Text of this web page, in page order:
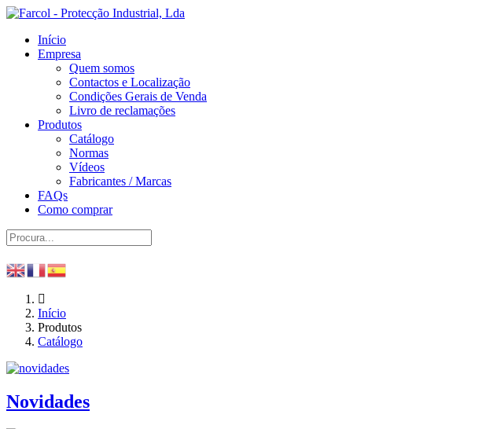
Início
Empresa
Quem somos
Contactos e Localização
Condições Gerais de Venda
Livro de reclamações
Produtos
Catálogo
Normas
Vídeos
Fabricantes / Marcas
FAQs
Como comprar
Início
Produtos
Catálogo
Novidades